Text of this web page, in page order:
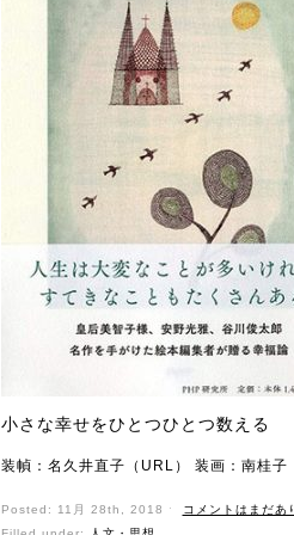
小さな幸せをひとつひとつ数える
装幀：名久井直子（URL） 装画：南桂子
Posted: 11月 28th, 2018 ˑ
コメントはまだあ